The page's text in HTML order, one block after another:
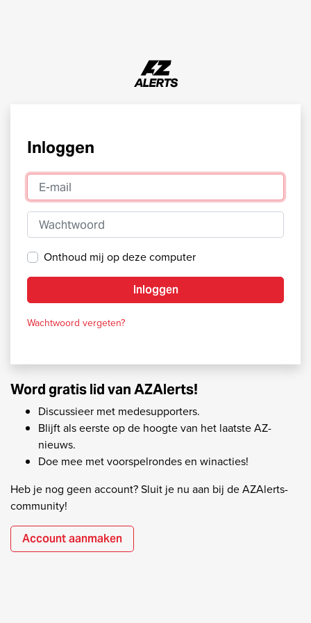
Inloggen
E-mail
Wachtwoord
Onthoud mij op deze computer
Inloggen
Wachtwoord vergeten?
Word gratis lid van AZAlerts!
Discussieer met medesupporters.
Blijft als eerste op de hoogte van het laatste AZ-
nieuws.
Doe mee met voorspelrondes en winacties!
Heb je nog geen account? Sluit je nu aan bij de AZAlerts-
community!
Account aanmaken